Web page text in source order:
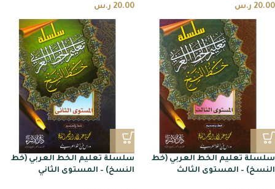
20.00 ر.س
20.00 ر.س
سلسلة تعليم الخط العربي (خط
النسخ) – المستوى الثالث
سلسلة تعليم الخط العربي (خط
النسخ) – المستوى الثاني